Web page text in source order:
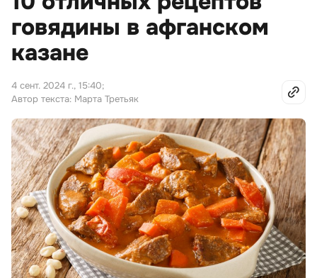
говядины в афганском
казане
4 сент. 2024 г., 15:40;
Автор текста: Марта Третьяк